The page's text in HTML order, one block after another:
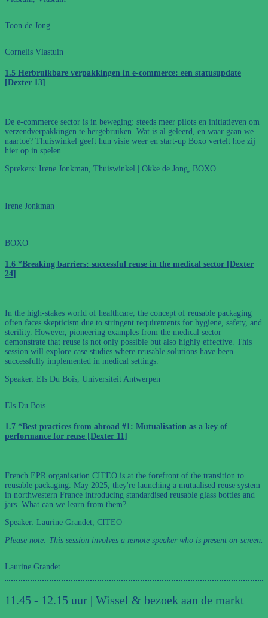
Toon de Jong
Cornelis Vlastuin
1.5 Herbruikbare verpakkingen in e-commerce: een statusupdate
[Dexter 13]
De e-commerce sector is in beweging: steeds meer pilots en initiatieven om
verzendverpakkingen te hergebruiken. Wat is al geleerd, en waar gaan we
naartoe? Thuiswinkel geeft hun visie weer en start-up Boxo vertelt hoe zij
hier op in spelen.
Sprekers: Irene Jonkman, Thuiswinkel | Okke de Jong, BOXO
Irene Jonkman
BOXO
1.6 *Breaking barriers: successful reuse in the medical sector [Dexter
24]
In the high-stakes world of healthcare, the concept of reusable packaging
often faces skepticism due to stringent requirements for hygiene, safety, and
sterility. However, pioneering examples from the medical sector
demonstrate that reuse is not only possible but also highly effective. This
session will explore case studies where reusable solutions have been
successfully implemented in medical settings.
Speaker: Els Du Bois, Universiteit Antwerpen
Els Du Bois
1.7 *Best practices from abroad #1: Mutualisation as a key of
performance for reuse [Dexter 11]
French EPR organisation CITEO is at the forefront of the transition to
reusable packaging. May 2025, they're launching a mutualised reuse system
in northwestern France introducing standardised reusable glass bottles and
jars. What can we learn from them?
Speaker: Laurine Grandet, CITEO
Please note: This session involves a remote speaker who is present on-screen.
Laurine Grandet
11.45 - 12.15 uur | Wissel & bezoek aan de markt